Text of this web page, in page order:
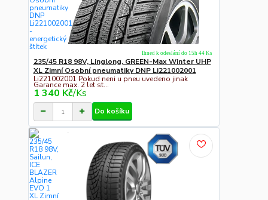
235/45 R18 98V, Linglong, GREEN-Max Winter UHP
XL Zimní Osobní pneumatiky DNP Li221002001
Li221002001 Pokud neni u pneu uvedeno jinak
Garance max. 2 let st...
1 340 Kč/Ks
Ihned k odeslání do 15h 44 Ks
Do košíku